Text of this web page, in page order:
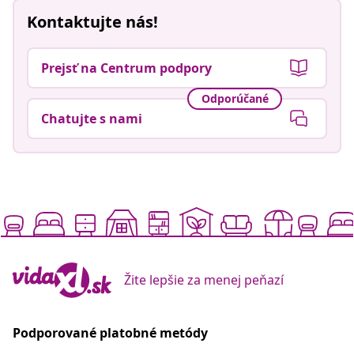
Kontaktujte nás!
Prejsť na Centrum podpory
Odporúčané
Chatujte s nami
Žite lepšie za menej peňazí
Podporované platobné metódy